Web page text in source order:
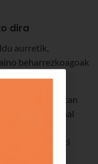
dira
aurretik,
beharrezkoagoak
oporretan
gabe egin ahal
izango duzu
gabe edo busti
erantzuten